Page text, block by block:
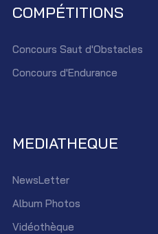
COMPÉTITIONS
Concours Saut d'Obstacles
Concours d'Endurance
MEDIATHEQUE
NewsLetter
Album Photos
Vidéothèque